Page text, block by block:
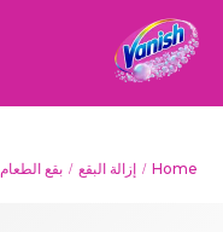
Home إزالة البقع بقع الطعام